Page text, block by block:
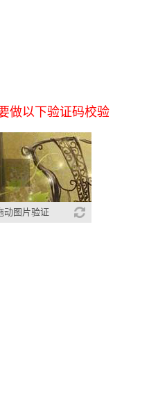
做以下验证码校验
动图片验证